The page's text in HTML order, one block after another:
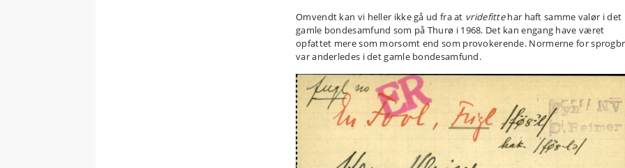
Omvendt kan vi heller ikke gå ud fra at vridefittehar haft samme valør i det
gamle bondesamfund som på Thurø i 1968. Det kan engang have været
opfattet mere som morsomt end som provokerende. Normerne for
var anderledes i det gamle bondesamfund.